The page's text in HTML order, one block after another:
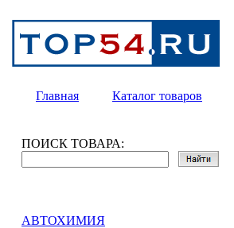
Главная Каталог товаров
ПОИСК ТОВАРА:
АВТОХИМИЯ